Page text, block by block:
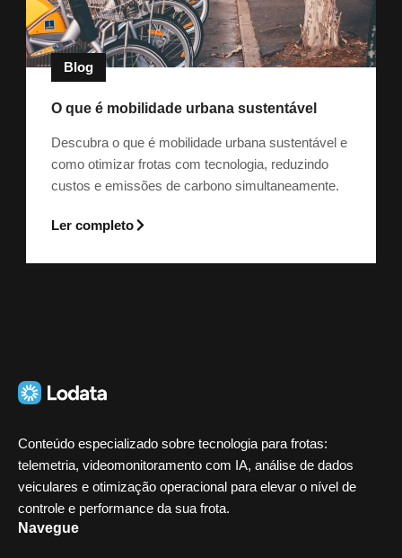
Blog
O que é mobilidade urbana sustentável
Descubra o que é mobilidade urbana sustentável e
como otimizar frotas com tecnologia, reduzindo
custos e emissões de carbono simultaneamente.
Ler completo
Conteúdo especializado sobre tecnologia para frotas:
telemetria, videomonitoramento com IA, análise de dados
veiculares e otimização operacional para elevar o nível de
controle e performance da sua frota.
Navegue